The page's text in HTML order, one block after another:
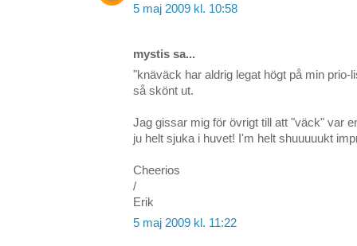
5 maj 2009 kl. 10:58
mystis sa...
"knäväck har aldrig legat högt på min
så skönt ut.
Jag gissar mig för övrigt till att "väck" var
ju helt sjuka i huvet! I'm helt shuuuuukt
Cheerios
/
Erik
5 maj 2009 kl. 11:22